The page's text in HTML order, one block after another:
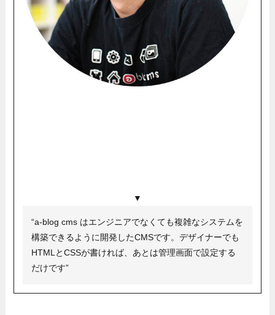
▼
“a-blog cms はエンジニアでなくても複雑なシステムを
構築できるように開発したCMSです。デザイナーでも
HTMLとCSSが書ければ、あとは管理画面で設定する
だけです”